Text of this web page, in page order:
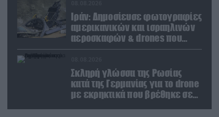
Ιράν: Δημοσίευσε φωτογραφίες
αμερικανικών και ισραηλινών
αεροσκαφών & drones που
καταρρίφθηκαν
Σκληρή γλώσσα της Ρωσίας
κατά της Γερμανίας για το drone
με εκρηκτικά που βρέθηκε σε